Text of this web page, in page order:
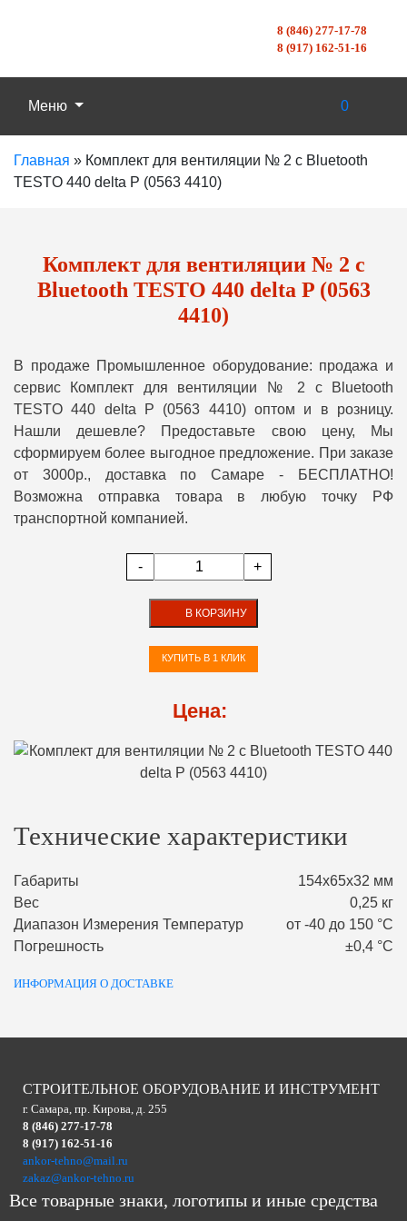
8 (846) 277-17-78
8 (917) 162-51-16
Меню 0
Главная » Комплект для вентиляции № 2 с Bluetooth
TESTO 440 delta P (0563 4410)
Комплект для вентиляции № 2 с
Bluetooth TESTO 440 delta P (0563
4410)
В продаже Промышленное оборудование: продажа и
сервис Комплект для вентиляции № 2 с Bluetooth
TESTO 440 delta P (0563 4410) оптом и в розницу.
Нашли дешевле? Предоставьте свою цену, Мы
сформируем более выгодное предложение. При заказе
от 3000р., доставка по Самаре - БЕСПЛАТНО!
Возможна отправка товара в любую точку РФ
транспортной компанией.
- +
В КОРЗИНУ
КУПИТЬ В 1 КЛИК
Цена:
Технические характеристики
Габариты
154х65х32 мм
Вес
0,25 кг
Диапазон Измерения Температур
от -40 до 150 °С
Погрешность
±0,4 °С
ИНФОРМАЦИЯ О ДОСТАВКЕ
СТРОИТЕЛЬНОЕ ОБОРУДОВАНИЕ И ИНСТРУМЕНТ
г. Самара, пр. Кирова, д. 255
8 (846) 277-17-78
8 (917) 162-51-16
ankor-tehno@mail.ru
zakaz@ankor-tehno.ru
Все товарные знаки, логотипы и иные средства